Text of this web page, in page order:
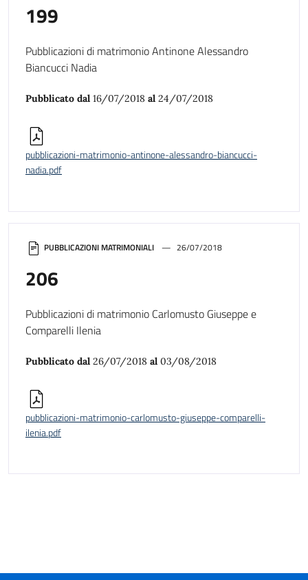
PUBBLICAZIONI MATRIMONIALI 26/07/2018
206
Pubblicazioni di matrimonio Carlomusto Giuseppe e
Comparelli Ilenia
Pubblicato dal 26/07/2018 al 03/08/2018
pubblicazioni-matrimonio-carlomusto-giuseppe-comparelli-
ilenia.pdf
199
Pubblicazioni di matrimonio Antinone Alessandro
Biancucci Nadia
Pubblicato dal 16/07/2018 al 24/07/2018
pubblicazioni-matrimonio-antinone-alessandro-biancucci-
nadia.pdf